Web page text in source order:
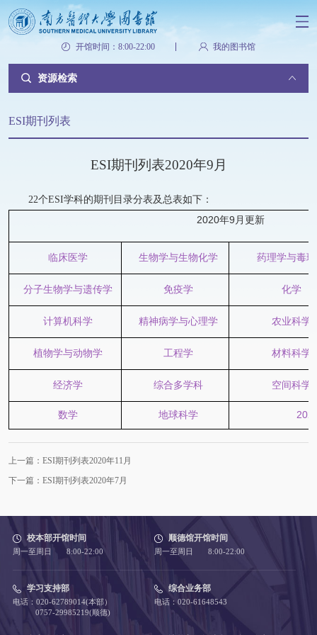
开馆时间：8:00-22:00 我的图书馆
资源检索
ESI期刊列表
ESI期刊列表2020年9月
22个ESI学科的期刊目录分表及总表如下：
2020年9月更新
临床医学 生物学与生物化学 药理学与毒
分子生物学与遗传学 免疫学 化学
计算机科学 精神病学与心理学 农业科学
植物学与动物学 工程学 材料科学
经济学 综合多学科 空间科学
数学 地球科学
上一篇：ESI期刊列表2020年11月
下一篇：ESI期刊列表2020年7月
校本部开馆时间
周一至周日 8:00-22:00
顺德馆开馆时间
周一至周日 8:00-22:00
学习支持部
电话：020-62789014(本部）
0757-29985219(顺德)
综合业务部
电话：020-61648543